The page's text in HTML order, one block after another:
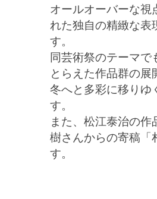
オールオーバーな視
れた独自の精緻な表
す。
同芸術祭のテーマ
とらえた作品群の
冬へと多彩に移りゆ
す。
また、松江泰治の
樹さんからの寄稿「
す。